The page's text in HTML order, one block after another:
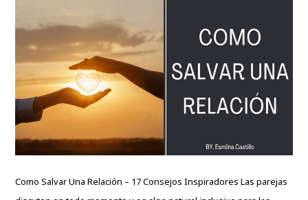
Como Salvar Una Relación – 17 Consejos Inspiradores Las parejas